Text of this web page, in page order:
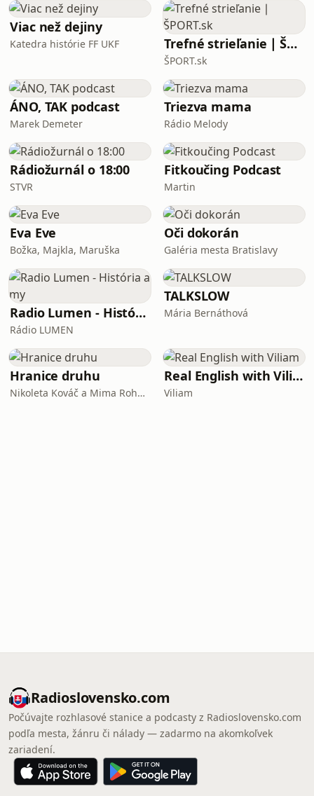
PastierováSpolupracovali:Veronika
Meszárošová, Kristián Baran, Jerguš
Horváth, Martin Bednár a David
Viac než dejiny
Katedra histórie FF UKF Trefné strieľanie ∣ ŠPORT.sk
ŠPORT.sk
ÁNO, TAK podcast
Marek Demeter
Triezva mama
Rádio Melody
Rádiožurnál o 18:00
STVR
Fitkoučing Podcast
Martin
Eva Eve
Božka, Majkla, Maruška
Oči dokorán
Galéria mesta Bratislavy
Radio Lumen - História a my
Rádio LUMEN
TALKSLOW
Mária Bernáthová
Hranice druhu
Nikoleta Kováč a Mima Roháčová
Real English with Viliam
Viliam
Radioslovensko.com
Počúvajte rozhlasové stanice a podcasty z Radioslovensko.com
podľa mesta, žánru či nálady — zadarmo na akomkoľvek
zariadení.